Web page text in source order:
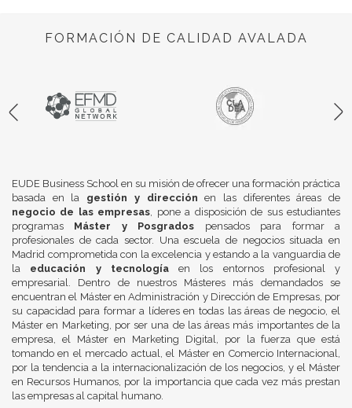
FORMACIÓN DE CALIDAD AVALADA
EUDE Business School en su misión de ofrecer una formación práctica
basada en la gestión y dirección en las diferentes áreas de
negocio de las empresas , pone a disposición de sus estudiantes
programas Máster y Posgrados pensados para formar a
profesionales de cada sector. Una escuela de negocios situada en
Madrid comprometida con la excelencia y estando a la vanguardia de
la educación y tecnologíaen los entornos profesional y
empresarial. Dentro de nuestros Másteres más demandados se
encuentran el Máster en Administración y Dirección de Empresas, por
su capacidad para formar a líderes en todas las áreas de negocio, el
Máster en Marketing, por ser una de las áreas más importantes de la
empresa, el Máster en Marketing Digital, por la fuerza que está
tomando en el mercado actual, el Máster en Comercio Internacional,
por la tendencia a la internacionalización de los negocios, y el Máster
en Recursos Humanos, por la importancia que cada vez más prestan
las empresas al capital humano.